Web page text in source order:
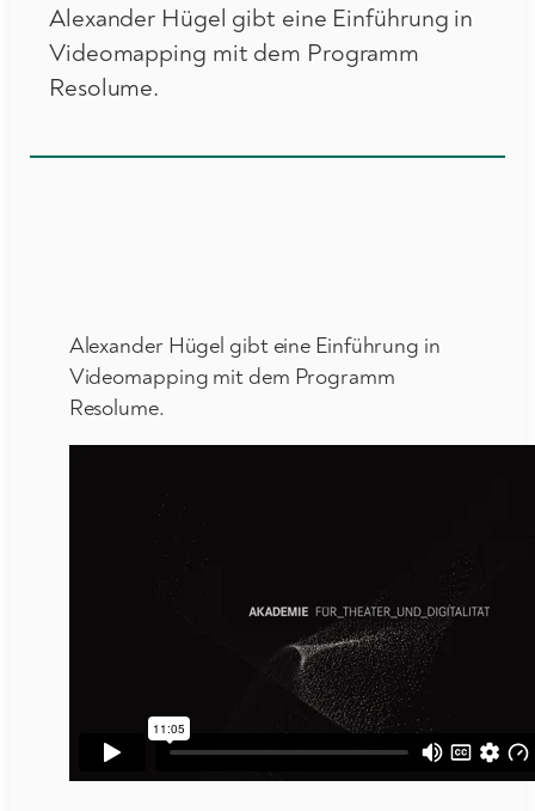
Alexander Hügel gibt eine Einführung in
Videomapping mit dem Programm
Resolume.
Alexander Hügel gibt eine Einführung in
Videomapping mit dem Programm
Resolume.